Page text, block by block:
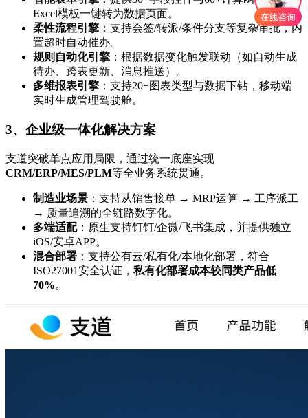
Excel模板一键转为数据页面。
柔性流程引擎 ：支持会签/转派/条件分支等复杂审批，内
置超时自动催办。
规则自动化引擎 ：根据数据变化触发联动（如自动生成
待办、跨表更新、消息推送）。
多维报表引擎 ：支持20+图表类型与数据下钻，移动端
实时生成管理驾驶舱。
3、企业级一体化解决方案
支道突破单点应用局限，通过统一底座实现
CRM/ERP/MES/PLM等全业务系统贯通。
制造业场景 ：支持从销售接单 → MRP运算 → 工序派工
→ 质量追溯的全链路数字化。
多端适配：原生支持钉钉/企微/飞书集成，并提供独立
iOS/安卓APP。
混合部署 ：支持公有云/私有化/本地化部署，符合
ISO27001安全认证， 私有化部署成本较同类产品低
70%。